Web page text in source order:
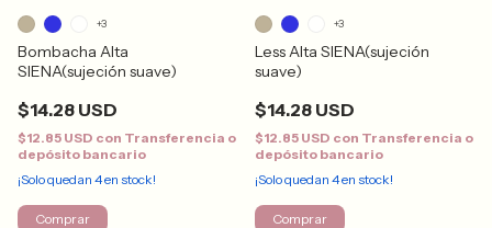
Bombacha Alta
SIENA(sujeción suave)
$14.28 USD
$12.85 USD con Transferencia o
depósito bancario
¡Solo quedan 4en stock!
+3
Comprar
Less Alta SIENA(sujeción
suave)
$14.28 USD
$12.85 USD con Transferencia o
depósito bancario
¡Solo quedan 4en stock!
+3
Comprar